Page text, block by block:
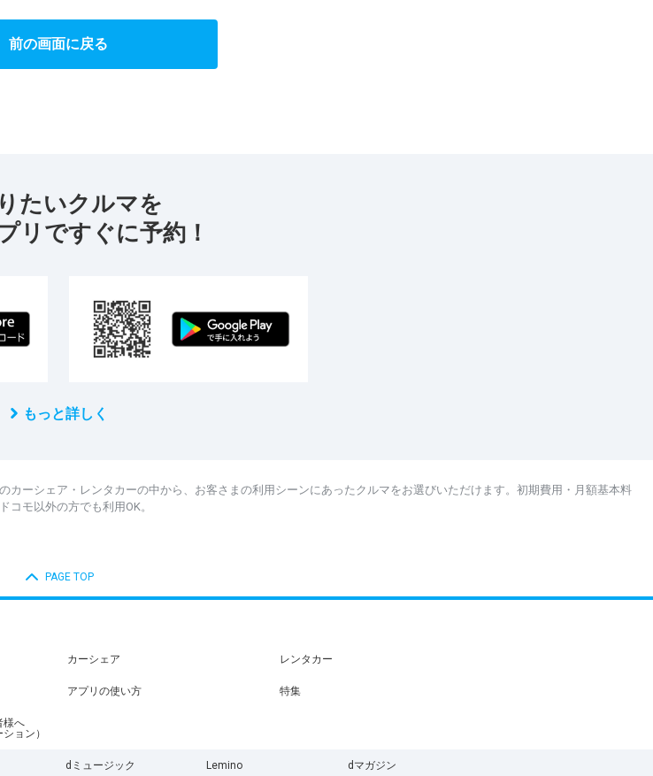
前の画面に戻る
たいクルマを
リですぐに予約！
もっと詳しく
カーシェア・レンタカーの中から、お客さまの利用シーンにあったクルマをお選びいただけます。初期費用・月額基本料
コモ以外の方でも利用OK。
PAGE TOP
カーシェア レンタカー
アプリの使い方 特集
様へ
ョン）
dミュージック Lemino dマガジン